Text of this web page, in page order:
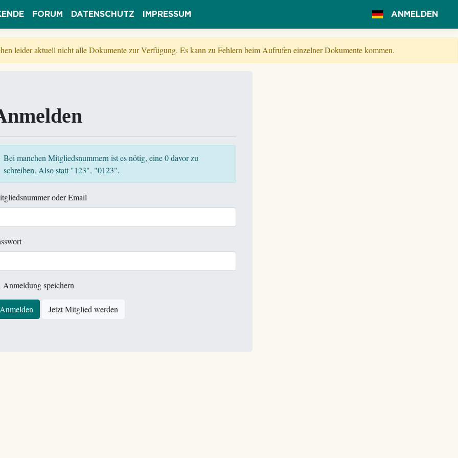
FORUM DATENSCHUTZ IMPRESSUM ANMELDEN
leider aktuell nicht alle Dokumente zur Verfügung. Es kann zu Fehlern beim Aufrufen einzelner Dokumente kommen.
Bei manchen Mitgliedsnummern ist es nötig, eine 0 davor zu
schreiben. Also statt "123", "0123".
oder Email
Anmeldung speichern
Anmelden Jetzt Mitglied werden